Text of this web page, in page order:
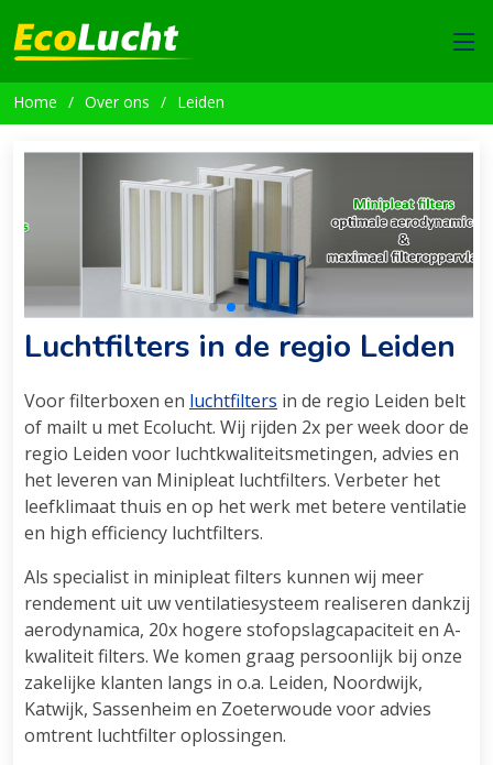
Home Over ons Leiden
Luchtfilters in de regio Leiden
Voor filterboxen en luchtfilters in de regio Leiden belt
of mailt u met Ecolucht. Wij rijden 2x per week door de
regio Leiden voor luchtkwaliteitsmetingen, advies en
het leveren van Minipleat luchtfilters. Verbeter het
leefklimaat thuis en op het werk met betere ventilatie
en high efficiency luchtfilters.
Als specialist in minipleat filters kunnen wij meer
rendement uit uw ventilatiesysteem realiseren dankzij
aerodynamica, 20x hogere stofopslagcapaciteit en A-
kwaliteit filters. We komen graag persoonlijk bij onze
zakelijke klanten langs in o.a. Leiden, Noordwijk,
Katwijk, Sassenheim en Zoeterwoude voor advies
omtrent luchtfilter oplossingen.